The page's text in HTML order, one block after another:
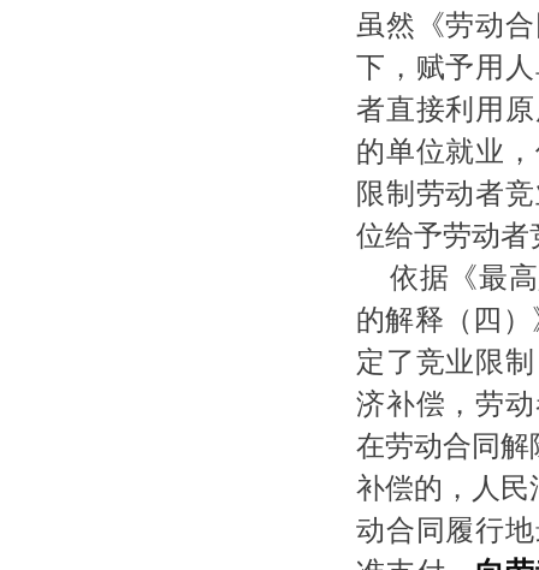
虽然《劳动
下，赋予用
者直接利用
的单位就业
限制劳动者
位给予劳动者
依据《最
的解释（四）
定了竞业限
济补偿，劳
在劳动合同
补偿的，人
动合同履行